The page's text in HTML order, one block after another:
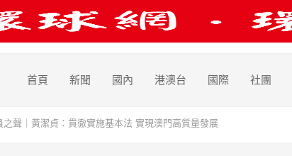
首頁 新聞 國內 港澳台 國際 社團
之聲｜黃潔貞：貫徹實施基本法 實現澳門高質量發展